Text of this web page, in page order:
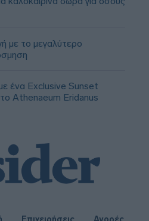
με το μεγαλύτερο
ένα Exclusive Sunset
Athenaeum Eridanus